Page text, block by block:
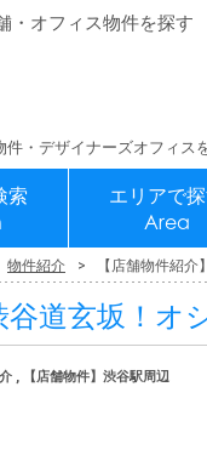
件・デザイナーズオフィス
・オフィス物件を探す
索 エリアで
Area
物件紹介 【店舗物件紹
谷道玄坂！オ
, 【店舗物件】渋谷駅周辺